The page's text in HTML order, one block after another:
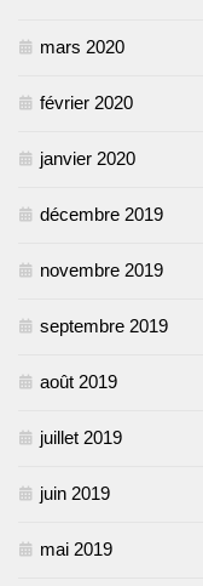
mars 2020
février 2020
janvier 2020
décembre 2019
novembre 2019
septembre 2019
août 2019
juillet 2019
juin 2019
mai 2019